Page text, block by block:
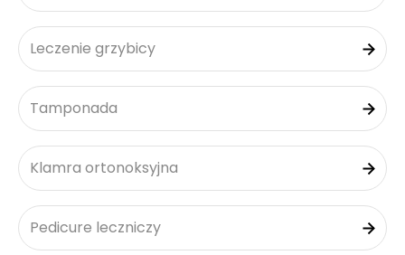
Leczenie grzybicy
Tamponada
Klamra ortonoksyjna
Pedicure leczniczy